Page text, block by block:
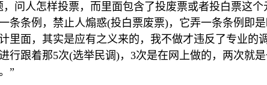
问人怎样投票，而里面包含了投废票或者投白票这
条条例，禁止人煽惑(投白票废票)，它弄一条条例即
面，其实是应有之义来的，我不做才违反了专业的
行跟着那5次(选举民调)， 3次是在网上做的，两次就
”